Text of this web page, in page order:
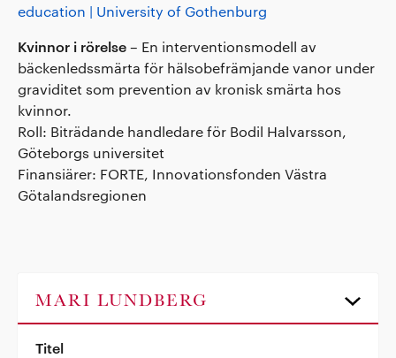
education | University of Gothenburg
Kvinnor i rörelse – En interventionsmodell av
bäckenledssmärta för hälsobefrämjande vanor under
graviditet som prevention av kronisk smärta hos
kvinnor.
Roll: Biträdande handledare för Bodil Halvarsson,
Göteborgs universitet
Finansiärer: FORTE, Innovationsfonden Västra
Götalandsregionen
MARI LUNDBERG
Titel